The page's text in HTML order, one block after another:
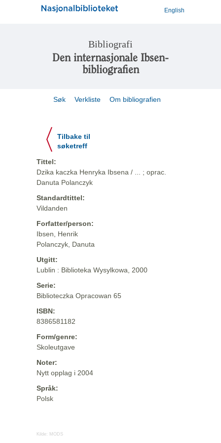
English
Bibliografi
Den internasjonale Ibsen-
bibliografien
Søk Verkliste Om bibliografien
Tilbake til
søketreff
Tittel:
Dzika kaczka Henryka Ibsena / ... ; oprac.
Danuta Polanczyk
Standardtittel:
Vildanden
Forfatter/person:
Ibsen, Henrik
Polanczyk, Danuta
Utgitt:
Lublin : Biblioteka Wysylkowa, 2000
Serie:
Biblioteczka Opracowan 65
ISBN:
8386581182
Form/genre:
Skoleutgave
Noter:
Nytt opplag i 2004
Språk:
Polsk
Kilde: MODS